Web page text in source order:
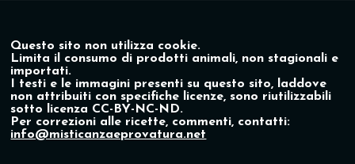
Questo sito non utilizza cookie.
Limita il consumo di prodotti animali, non stagionali e
importati.
I testi e le immagini presenti su questo sito, laddove
non attribuiti con specifiche licenze, sono riutilizzabili
sotto licenza CC-BY-NC-ND.
Per correzioni alle ricette, commenti, contatti:
info@misticanzaeprovatura.net